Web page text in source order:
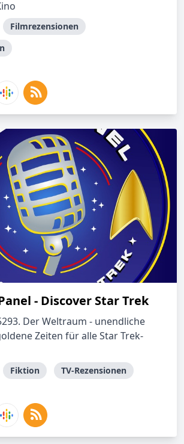
Filmrezensionen
- Discover Star Trek
Der Weltraum - unendliche
Zeiten für alle Star Trek-
Fiktion TV-Rezensionen